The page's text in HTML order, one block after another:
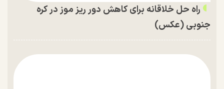
راه حل خلاقانه برای کاهش دور ریز موز در کره
جنوبی (عکس)